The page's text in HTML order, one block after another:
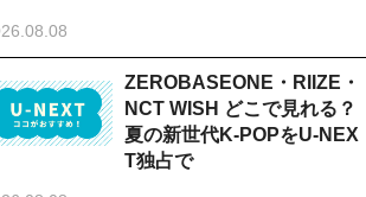
ZEROBASEONE・RIIZE・
NCT WISH どこで見れる？
夏の新世代K-POPをU-NEX
T独占で